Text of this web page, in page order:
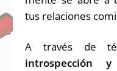
tus relaciones
A través de
introspección